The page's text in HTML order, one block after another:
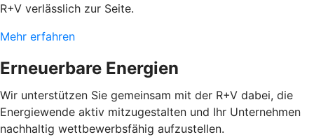
R+V verlässlich zur Seite.
Mehr erfahren
Erneuerbare Energien
Wir unterstützen Sie gemeinsam mit der R+V dabei, die
Energiewende aktiv mitzugestalten und Ihr Unternehmen
nachhaltig wettbewerbsfähig aufzustellen.